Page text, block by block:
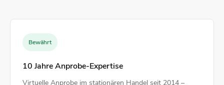
Bewährt
10 Jahre Anprobe-Expertise
Virtuelle Anprobe im stationären Handel seit 2014 –